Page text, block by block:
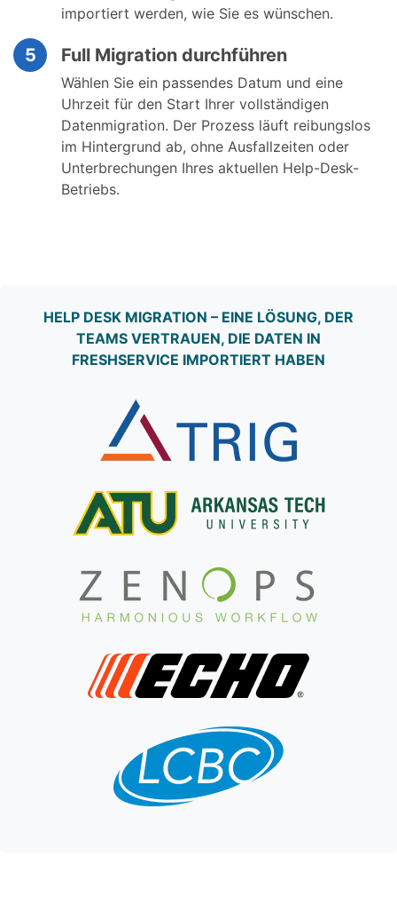
importiert werden, wie Sie es wünschen.
5 Full Migration durchführen
Wählen Sie ein passendes Datum und eine
Uhrzeit für den Start Ihrer vollständigen
Datenmigration. Der Prozess läuft reibungslos
im Hintergrund ab, ohne Ausfallzeiten oder
Unterbrechungen Ihres aktuellen Help-Desk-
Betriebs.
HELP DESK MIGRATION – EINE LÖSUNG, DER
TEAMS VERTRAUEN, DIE DATEN IN
FRESHSERVICE IMPORTIERT HABEN